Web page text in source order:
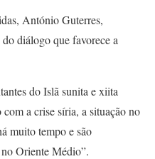
António Guterres,
diálogo que favorece a
do Islã sunita e xiita
a crise síria, a situação no
muito tempo e são
Oriente Médio”.